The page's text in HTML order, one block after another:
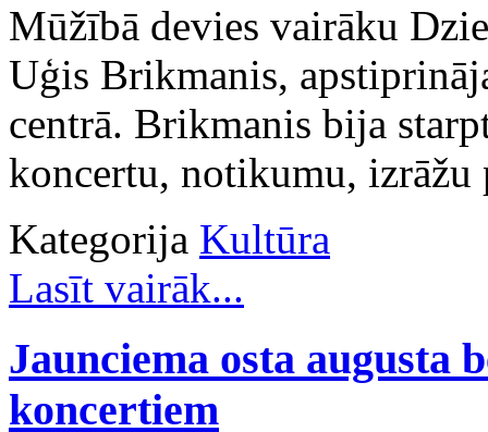
Mūžībā devies vairāku
Uģis Brikmanis,
centrā. Brikmanis bija
koncertu, notikumu, izrāžu
Kategorija Kultūra
Lasīt vairāk...
Jaunciema osta augusta
koncertiem